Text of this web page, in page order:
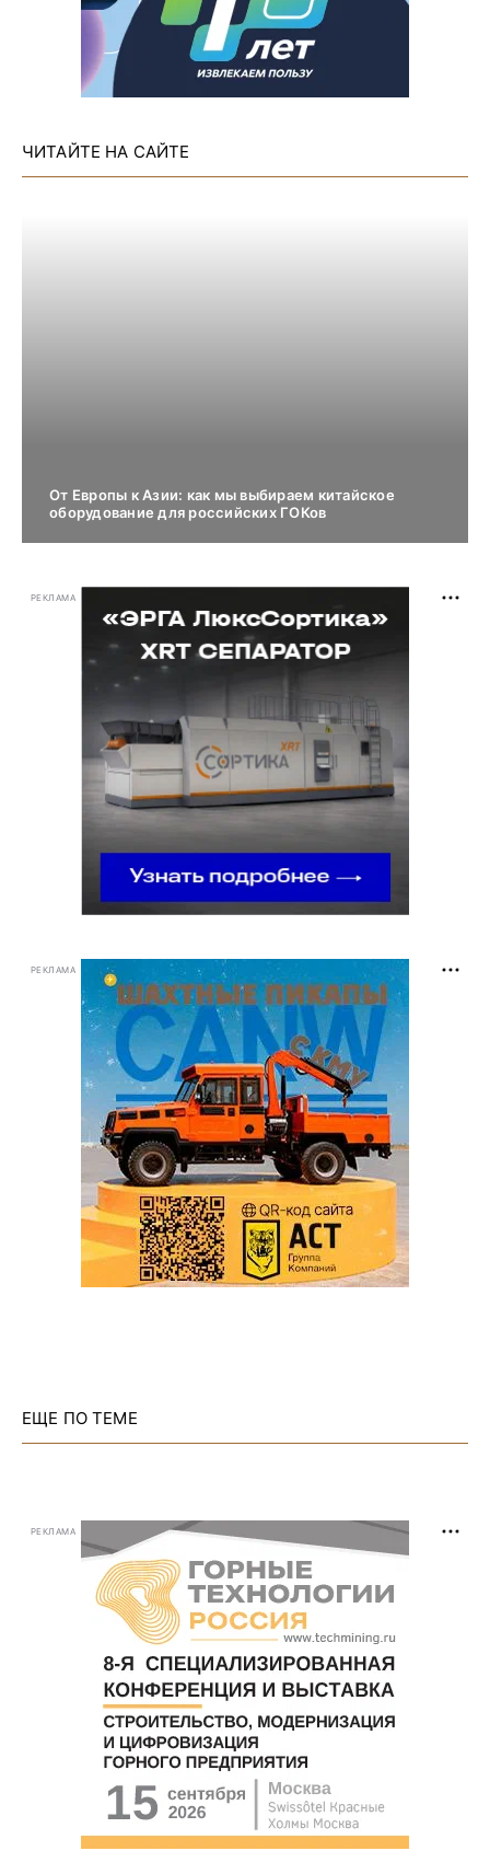
ЧИТАЙТЕ НА САЙТЕ
От Европы к Азии: как мы выбираем китайское
оборудование для российских ГОКов
РЕКЛАМА
РЕКЛАМА
ЕЩЕ ПО ТЕМЕ
РЕКЛАМА